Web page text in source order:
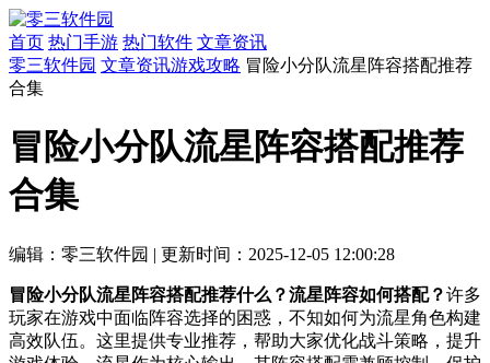
首页 热门手游 热门软件 文章资讯
零三软件园 文章资讯游戏攻略 冒险小分队流星阵容搭配推荐
合集
冒险小分队流星阵容搭配推荐
合集
编辑：零三软件园 | 更新时间：2025-12-05 12:00:28
冒险小分队流星阵容搭配推荐什么？流星阵容如何搭配？许多
玩家在游戏中面临阵容选择的困惑，不知如何为流星角色构建
高效队伍。这里提供专业推荐，帮助大家优化战斗策略，提升